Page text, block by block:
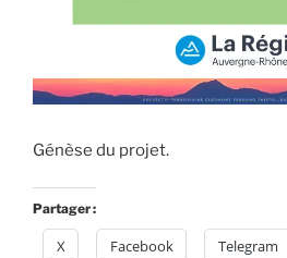
Génèse du projet.
Partager :
X Facebook Telegram